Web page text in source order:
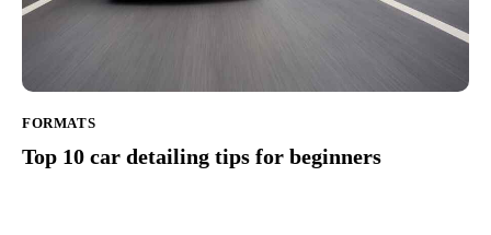
FORMATS
Top 10 car detailing tips for beginners